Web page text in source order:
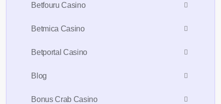
Betfouru Casino
Betmica Casino
Betportal Casino
Blog
Bonus Crab Casino